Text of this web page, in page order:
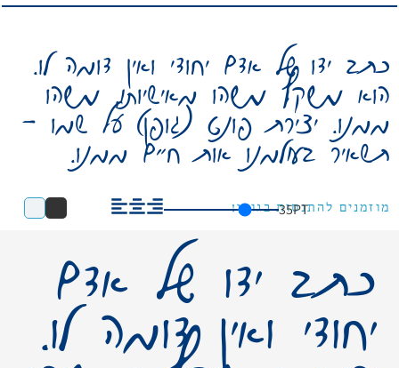
כתב ידו של אדם יחודי ואין דומה לו.
הוא משקף משהו מאישיותו, משהו
ממנו. יצירת פונט (גופן) על שמו –
תשאיר בעולמנו אות חיים ממנו.
מוזמנים להתנסות בגופן!
35PT